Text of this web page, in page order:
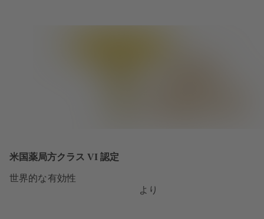
米国薬局方クラス VI 認定
世界的な有効性
より